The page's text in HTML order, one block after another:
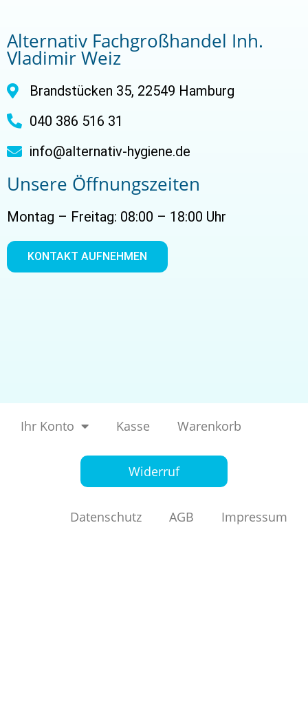
Alternativ Fachgroßhandel Inh.
Vladimir Weiz
Brandstücken 35, 22549 Hamburg
040 386 516 31
info@alternativ-hygiene.de
Unsere Öffnungszeiten
Montag – Freitag: 08:00 – 18:00 Uhr
KONTAKT AUFNEHMEN
Ihr Konto Kasse Warenkorb
Widerruf
Datenschutz AGB Impressum